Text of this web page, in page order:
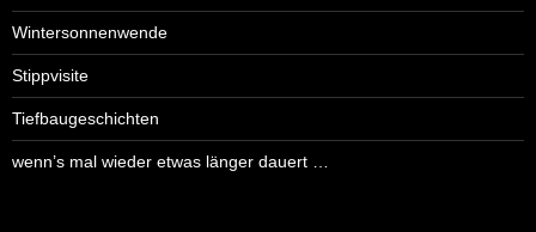
Wintersonnenwende
Stippvisite
Tiefbaugeschichten
wenn’s mal wieder etwas länger dauert …